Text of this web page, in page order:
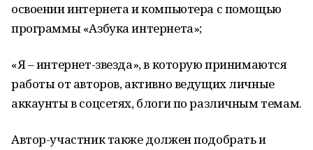
освоении интернета и компьютера с помощью
программы «Азбука интернета»;
«Я – интернет-звезда», в которую принимаются
работы от авторов, активно ведущих личные
аккаунты в соцсетях, блоги по различным темам.
Автор-участник также должен подобрать и